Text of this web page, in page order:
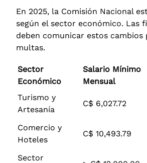
En 2025, la Comisión Nacional
según el sector económico. Las
deben comunicar estos cambios
multas.
Sector
Económico
Salario Mínimo
Mensual
Turismo y
Artesanía
C$ 6,027.72
Comercio y
Hoteles
C$ 10,493.79
Sector